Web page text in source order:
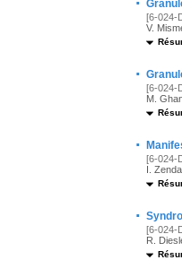
[6-024-
V.
·
[6-024-
M.
·
[6-024-
I.
·
[6-024-
R.